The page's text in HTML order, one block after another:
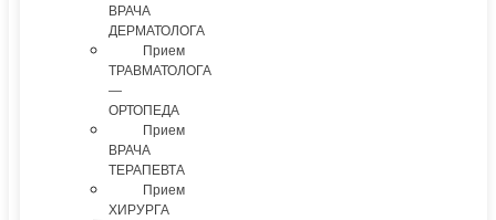
ВРАЧА
ДЕРМАТОЛОГА
Прием
ТРАВМАТОЛОГА
—
ОРТОПЕДА
Прием
ВРАЧА
ТЕРАПЕВТА
Прием
ХИРУРГА